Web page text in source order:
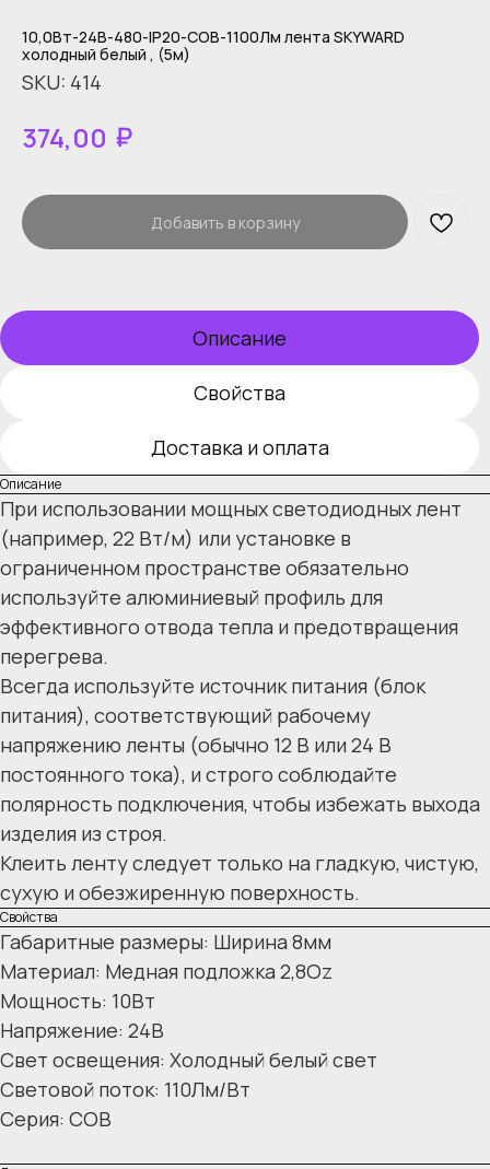
10,0Вт-24В-480-IP20-COB-1100Лм лента SKYWARD
холодный белый , (5м)
SKU: 414
374,00 ₽
Добавить в корзину
Описание
Свойства
Доставка и оплата
Описание
При использовании мощных светодиодных лент
(например, 22 Вт/м) или установке в
ограниченном пространстве обязательно
используйте алюминиевый профиль для
эффективного отвода тепла и предотвращения
перегрева.
Всегда используйте источник питания (блок
питания), соответствующий рабочему
напряжению ленты (обычно 12 В или 24 В
постоянного тока), и строго соблюдайте
полярность подключения, чтобы избежать выхода
изделия из строя.
Клеить ленту следует только на гладкую, чистую,
сухую и обезжиренную поверхность.
Свойства
Габаритные размеры: Ширина 8мм
Материал: Медная подложка 2,8Oz
Мощность: 10Вт
Напряжение: 24В
Свет освещения: Холодный белый свет
Световой поток: 110Лм/Вт
Серия: COB